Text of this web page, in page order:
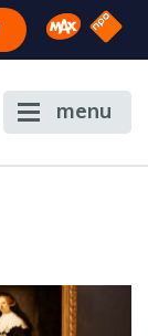
Omroep
NPO
menu